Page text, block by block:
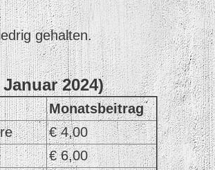
gehalten.
2024)
Monatsbeitrag
€ 4,00
€ 6,00